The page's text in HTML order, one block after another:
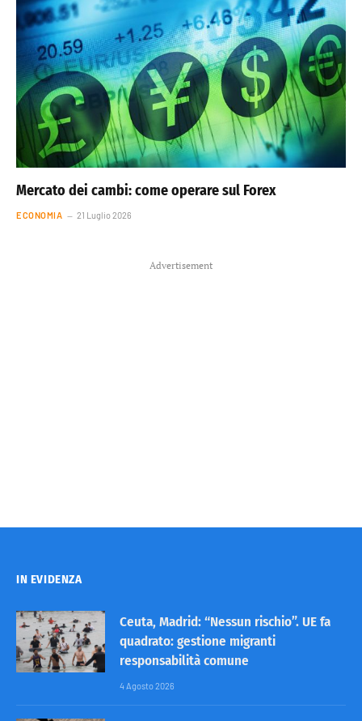
Mercato dei cambi: come operare sul Forex
ECONOMIA 21 Luglio 2026
Advertisement
IN EVIDENZA
Ceuta, Madrid: “Nessun rischio”. UE fa
quadrato: gestione migranti
responsabilità comune
4 Agosto 2026